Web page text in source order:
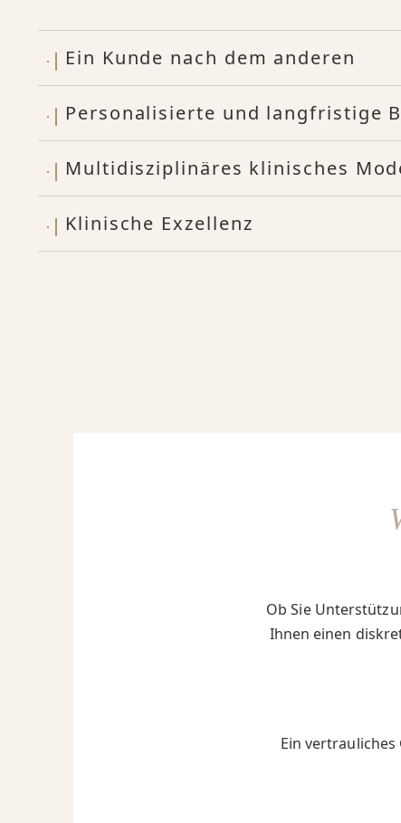
Ein Kunde nach dem anderen
Personalisierte und langfristige
Multidisziplinäres klinisches
Klinische Exzellenz
Ob Sie
Ihnen einen
Ein